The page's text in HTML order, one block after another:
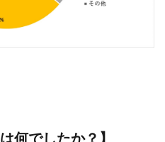
何でしたか？】